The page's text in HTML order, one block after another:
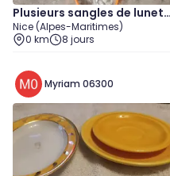
Plusieurs sangles de lunett
es en silicone
Nice (Alpes-Maritimes)
0 km
8 jours
Myriam 06300